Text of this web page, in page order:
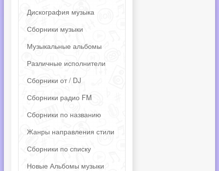
Дискография музыка
Сборники музыки
Музыкальные альбомы
Различные исполнители
Сборники от / DJ
Сборники радио FM
Сборники по названию
Жанры направления стили
Сборники по списку
Новые Альбомы музыки